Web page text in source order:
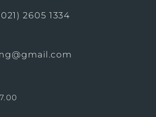
2605 1334